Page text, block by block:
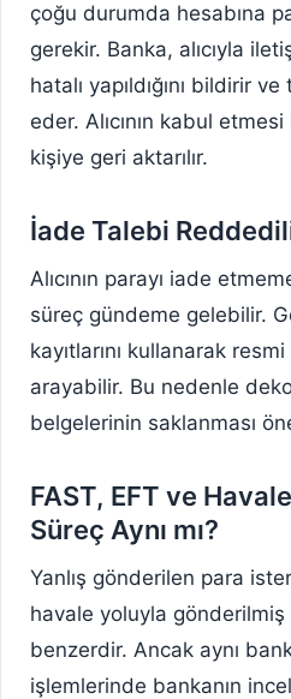
çoğu durumda hesabına
gerekir. Banka, alıcıyla
hatalı yapıldığını bildirir
eder. Alıcının kabul
kişiye geri aktarılır.
İade Talebi
Alıcının parayı iade
süreç gündeme gelebilir.
kayıtlarını kullanarak resmi
arayabilir. Bu nedenle
belgelerinin saklanması
FAST, EFT ve
Süreç Aynı mı?
Yanlış gönderilen para
havale yoluyla
benzerdir. Ancak aynı
işlemlerinde bankanın